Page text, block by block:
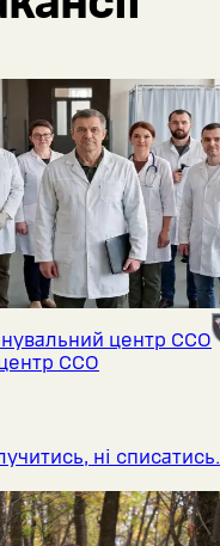
центр ССО
ССО
ні списатись.